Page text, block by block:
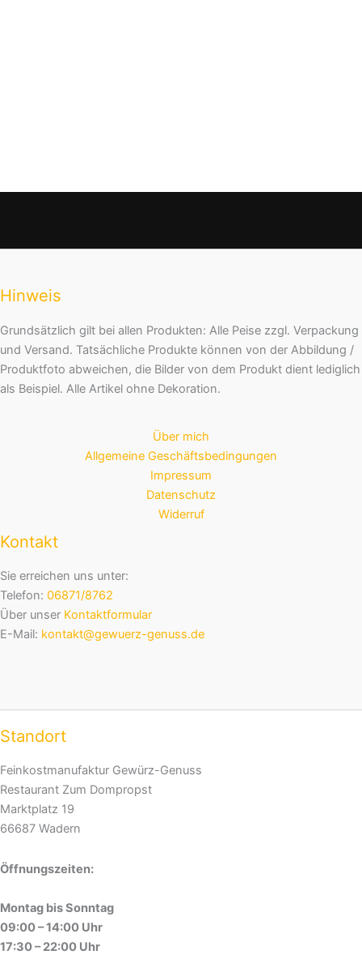
Hinweis
Grundsätzlich gilt bei allen Produkten: Alle Peise zzgl. Verpackung
und Versand. Tatsächliche Produkte können von der Abbildung /
Produktfoto abweichen, die Bilder von dem Produkt dient lediglich
als Beispiel. Alle Artikel ohne Dekoration.
Über mich
Allgemeine Geschäftsbedingungen
Impressum
Datenschutz
Widerruf
Kontakt
Sie erreichen uns unter:
Telefon: 06871/8762
Über unser Kontaktformular
E-Mail: kontakt@gewuerz-genuss.de
Standort
Feinkostmanufaktur Gewürz-Genuss
Restaurant Zum Dompropst
Marktplatz 19
66687 Wadern
Öffnungszeiten:
Montag bis Sonntag
09:00 – 14:00 Uhr
17:30 – 22:00 Uhr